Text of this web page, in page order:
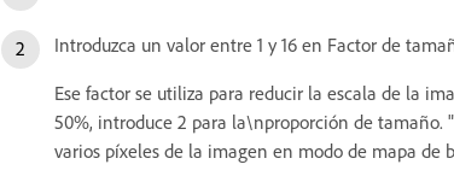
Introduzca un valor entre 1 y 16 en Factor de
Ese factor se utiliza para reducir la escala de la
50%, introduce 2 para la\nproporción de
varios píxeles de la imagen en modo de mapa de